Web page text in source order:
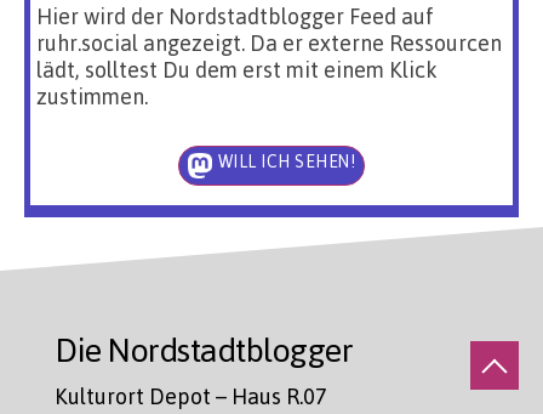
Hier wird der Nordstadtblogger Feed auf
ruhr.social angezeigt. Da er externe Ressourcen
lädt, solltest Du dem erst mit einem Klick
zustimmen.
WILL ICH SEHEN!
Die Nordstadtblogger
Kulturort Depot – Haus R.07